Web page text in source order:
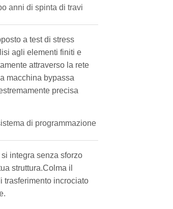
anni di spinta di travi
a test di stress
agli elementi finiti e
attraverso la rete
macchina bypassa
precisa
di programmazione
integra senza sforzo
struttura.Colma il
trasferimento incrociato